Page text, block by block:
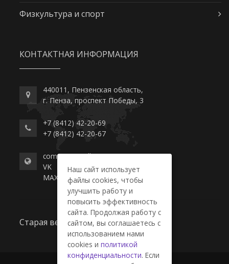
Физкультура и спорт
КОНТАКТНАЯ ИНФОРМАЦИЯ
440011, Пензенская область,
г. Пенза, проспект Победы, 3
+7 (8412) 42-20-69
+7 (8412) 42-20-67
commerce-college.ru
VK
MAX
Старая версия сайта
Наш сайт использует
файлы cookies, чтобы
улучшить работу и
повысить эффективность
сайта. Продолжая работу с
сайтом, вы соглашаетесь с
использованием нами
cookies и политикой
конфиденциальности. Если